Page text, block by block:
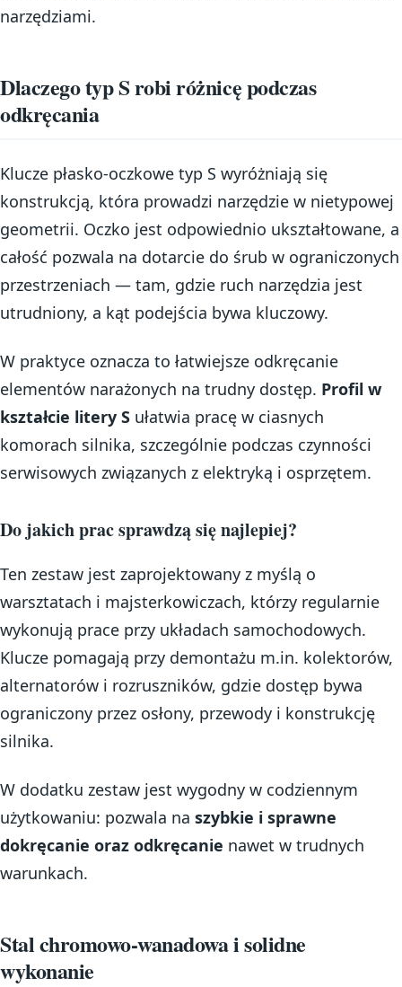
narzędziami.
Dlaczego typ S robi różnicę podczas
odkręcania
Klucze płasko-oczkowe typ S wyróżniają się
konstrukcją, która prowadzi narzędzie w nietypowej
geometrii. Oczko jest odpowiednio ukształtowane, a
całość pozwala na dotarcie do śrub w ograniczonych
przestrzeniach — tam, gdzie ruch narzędzia jest
utrudniony, a kąt podejścia bywa kluczowy.
W praktyce oznacza to łatwiejsze odkręcanie
elementów narażonych na trudny dostęp. Profil w
kształcie litery S ułatwia pracę w ciasnych
komorach silnika, szczególnie podczas czynności
serwisowych związanych z elektryką i osprzętem.
Do jakich prac sprawdzą się najlepiej?
Ten zestaw jest zaprojektowany z myślą o
warsztatach i majsterkowiczach, którzy regularnie
wykonują prace przy układach samochodowych.
Klucze pomagają przy demontażu m.in. kolektorów,
alternatorów i rozruszników, gdzie dostęp bywa
ograniczony przez osłony, przewody i konstrukcję
silnika.
W dodatku zestaw jest wygodny w codziennym
użytkowaniu: pozwala na szybkie i sprawne
dokręcanie oraz odkręcanie nawet w trudnych
warunkach.
Stal chromowo-wanadowa i solidne
wykonanie